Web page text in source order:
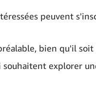
peuvent
bien qu'il
explorer